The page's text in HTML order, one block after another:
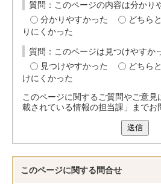
質問：このページの内容は分かり
分かりやすかった
どちら
りにくかった
質問：このページは見つけやすか
見つけやすかった
どちら
けにくかった
このページに関するご質問やご意見
載されている情報の担当課」までお
送信
このページに関する 問合せ